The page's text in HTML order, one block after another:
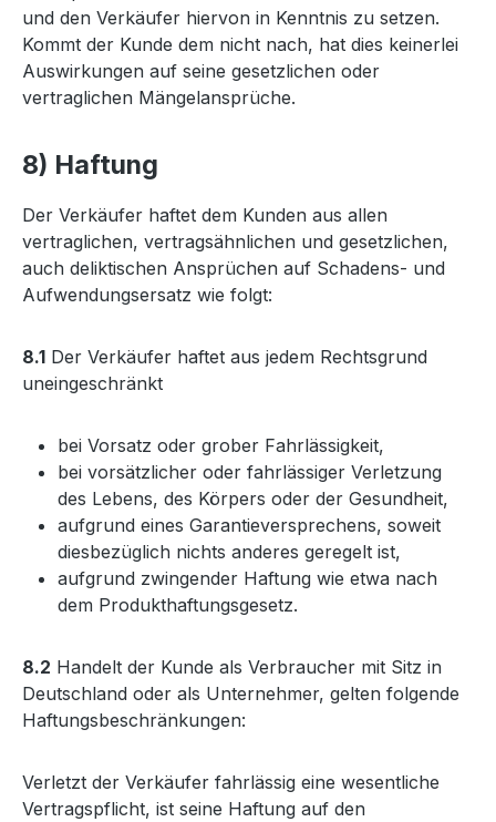
und den Verkäufer hiervon in Kenntnis zu setzen.
Kommt der Kunde dem nicht nach, hat dies keinerlei
Auswirkungen auf seine gesetzlichen oder
vertraglichen Mängelansprüche.
8) Haftung
Der Verkäufer haftet dem Kunden aus allen
vertraglichen, vertragsähnlichen und gesetzlichen,
auch deliktischen Ansprüchen auf Schadens- und
Aufwendungsersatz wie folgt:
8.1 Der Verkäufer haftet aus jedem Rechtsgrund
uneingeschränkt
bei Vorsatz oder grober Fahrlässigkeit,
bei vorsätzlicher oder fahrlässiger Verletzung
des Lebens, des Körpers oder der Gesundheit,
aufgrund eines Garantieversprechens, soweit
diesbezüglich nichts anderes geregelt ist,
aufgrund zwingender Haftung wie etwa nach
dem Produkthaftungsgesetz.
8.2 Handelt der Kunde als Verbraucher mit Sitz in
Deutschland oder als Unternehmer, gelten folgende
Haftungsbeschränkungen:
Verletzt der Verkäufer fahrlässig eine wesentliche
Vertragspflicht, ist seine Haftung auf den